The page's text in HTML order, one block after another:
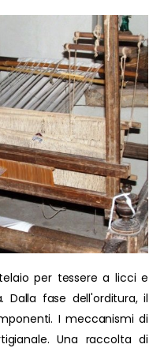
per tessere a licci e
Dalla fase dell'orditura, il
I meccanismi di
Una raccolta di